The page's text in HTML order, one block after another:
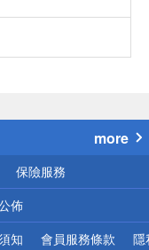
more
保險服務
佈
知 會員服務條款 隱